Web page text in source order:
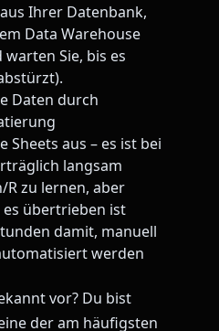
Ihrer Datenbank,
Data Warehouse
warten Sie, bis es
Daten durch
Sheets aus – es ist bei
langsam
R zu lernen, aber
es übertrieben ist
damit, manuell
werden
vor? Du bist
der am häufigsten